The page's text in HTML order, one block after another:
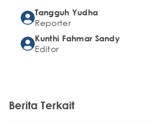
Tangguh Yudha
Reporter
Kunthi Fahmar Sandy
Editor
Berita Terkait